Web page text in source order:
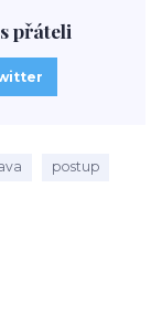
přáteli
postup